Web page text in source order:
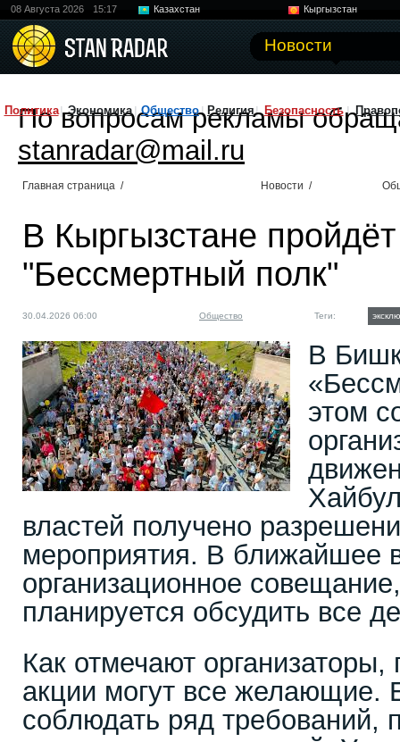
08 Августа 2026 15:17 Казахстан
Кыргызстан
Новости
Политика Экономика Общество Религия Безопасность
По вопросам рекламы
stanradar@mail.ru
Главная страница / Новости /
В Кыргызстане
"Бессмертный полк"
30.04.2026 06:00 Общество Теги:
В
этом
властей получено
мероприятия. В ближайшее
организационное
планируется обсудить все
Как отмечают организаторы,
акции могут все желающие.
соблюдать ряд требований,